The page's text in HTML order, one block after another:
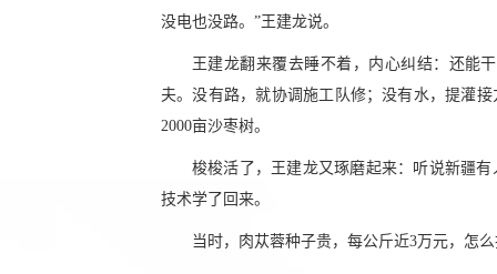
没电也没路。”王建龙说。
王建龙翻来覆去睡不着，内心纠结：还能
夫。没有路，就协调施工队修；没有水，提灌
2000亩沙枣树。
梭梭活了，王建龙又琢磨起来：听说新疆
技术学了回来。
当时，肉苁蓉种子贵，每公斤近3万元，怎